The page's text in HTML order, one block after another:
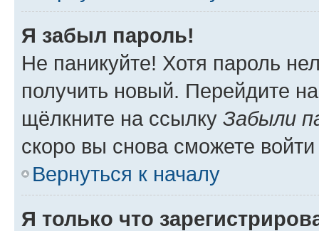
Я забыл пароль!
Не паникуйте! Хотя пароль
получить новый. Перейдите
щёлкните на ссылку Забыли
скоро вы снова сможете
Вернуться к началу
Я только что